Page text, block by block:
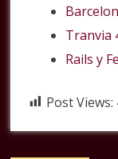
Tranvia
Rails y
Post Views: